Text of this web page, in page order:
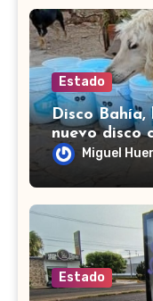
Estado
Disco Bahía,
nuevo disco
Little Jesus
Miguel
Estado